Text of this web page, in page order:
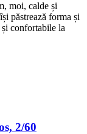
moi, calde și
păstrează forma și
confortabile la
2/60